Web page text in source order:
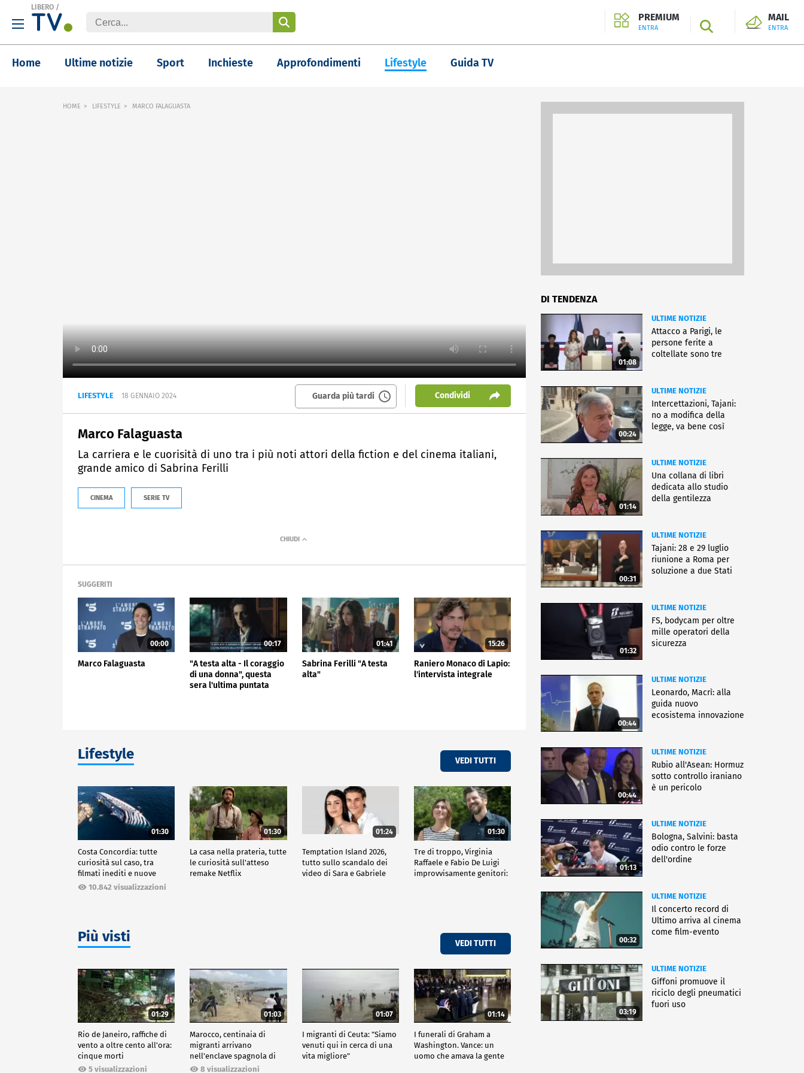
LIBERO /
PREMIUM
ENTRA SEARCH
MAIL
ENTRA
Home Ultime notizie Sport Inchieste Approfondimenti Lifestyle Guida TV
HOME LIFESTYLE MARCO FALAGUASTA
LIFESTYLE 18 GENNAIO 2024 Guarda più tardi Condividi
Marco Falaguasta
La carriera e le cuorisità di uno tra i più noti attori della fiction e del cinema italiani,
grande amico di Sabrina Ferilli
CINEMA SERIE TV
SUGGERITI
00:00
Marco Falaguasta
00:17
"A testa alta - Il coraggio
di una donna", questa
sera l'ultima puntata
01:41
Sabrina Ferilli "A testa
alta"
15:26
Raniero Monaco di Lapio:
l'intervista integrale
Lifestyle VEDI TUTTI
01:30
Costa Concordia: tutte
curiosità sul caso, tra
filmati inediti e nuove
ricostruzioni
10.842 visualizzazioni
01:30
La casa nella prateria, tutte
le curiosità sull'atteso
remake Netflix
01:24
Temptation Island 2026,
tutto sullo scandalo dei
video di Sara e Gabriele
01:30
Tre di troppo, Virginia
Raffaele e Fabio De Luigi
improvvisamente genitori:
Più visti VEDI TUTTI
01:29
Rio de Janeiro, raffiche di
vento a oltre cento all'ora:
cinque morti
5 visualizzazioni
01:03
Marocco, centinaia di
migranti arrivano
nell'enclave spagnola di
Ceuta8 visualizzazioni
01:07
I migranti di Ceuta: "Siamo
venuti qui in cerca di una
vita migliore"
01:14
I funerali di Graham a
Washington. Vance: un
uomo che amava la gente
DI TENDENZA
01:08
ULTIME NOTIZIE
Attacco a Parigi, le
persone ferite a
coltellate sono tre
00:24
ULTIME NOTIZIE
Intercettazioni, Tajani:
no a modifica della
legge, va bene così
01:14
ULTIME NOTIZIE
Una collana di libri
dedicata allo studio
della gentilezza
00:31
ULTIME NOTIZIE
Tajani: 28 e 29 luglio
riunione a Roma per
soluzione a due Stati
01:32
ULTIME NOTIZIE
FS, bodycam per oltre
mille operatori della
sicurezza
00:44
ULTIME NOTIZIE
Leonardo, Macrì: alla
guida nuovo
ecosistema innovazione
00:44
ULTIME NOTIZIE
Rubio all'Asean: Hormuz
sotto controllo iraniano
è un pericolo
01:13
ULTIME NOTIZIE
Bologna, Salvini: basta
odio contro le forze
dell'ordine
00:32
ULTIME NOTIZIE
Il concerto record di
Ultimo arriva al cinema
come film-evento
03:19
ULTIME NOTIZIE
Giffoni promuove il
riciclo degli pneumatici
fuori uso